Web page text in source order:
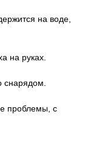
на воде,
на руках.
снарядом.
проблемы, с